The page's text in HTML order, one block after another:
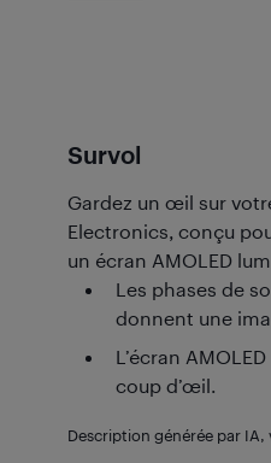
Survol
Gardez un œil sur
Electronics, conçu
un écran AMOLED
Les phases de
donnent une
L’écran
coup d’œil.
Description générée par IA,